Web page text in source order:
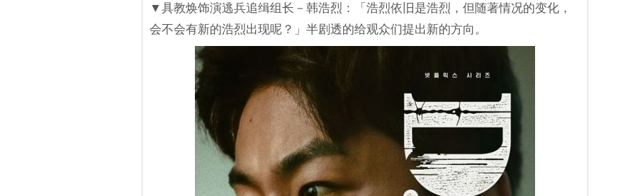
▼具教焕饰演逃兵追缉组长－韩浩烈：「浩烈依旧是浩烈，但随著情况的变化，
会不会有新的浩烈出现呢？」半剧透的给观众们提出新的方向。